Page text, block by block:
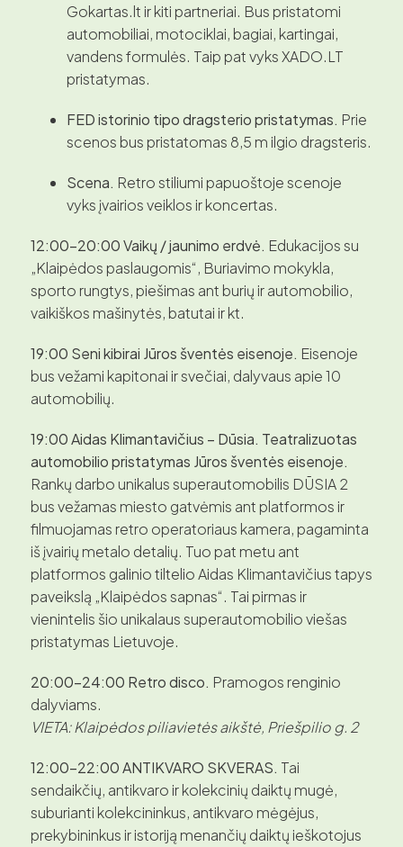
Gokartas.lt ir kiti partneriai. Bus pristatomi
automobiliai, motociklai, bagiai, kartingai,
vandens formulės. Taip pat vyks XADO.LT
pristatymas.
FED istorinio tipo dragsterio pristatymas. Prie
scenos bus pristatomas 8,5 m ilgio dragsteris.
Scena. Retro stiliumi papuoštoje scenoje
vyks įvairios veiklos ir koncertas.
12:00–20:00 Vaikų / jaunimo erdvė. Edukacijos su
„Klaipėdos paslaugomis“, Buriavimo mokykla,
sporto rungtys, piešimas ant burių ir automobilio,
vaikiškos mašinytės, batutai ir kt.
19:00 Seni kibirai Jūros šventės eisenoje. Eisenoje
bus vežami kapitonai ir svečiai, dalyvaus apie 10
automobilių.
19:00 Aidas Klimantavičius – Dūsia. Teatralizuotas
automobilio pristatymas Jūros šventės eisenoje.
Rankų darbo unikalus superautomobilis DŪSIA 2
bus vežamas miesto gatvėmis ant platformos ir
filmuojamas retro operatoriaus kamera, pagaminta
iš įvairių metalo detalių. Tuo pat metu ant
platformos galinio tiltelio Aidas Klimantavičius tapys
paveikslą „Klaipėdos sapnas“. Tai pirmas ir
vienintelis šio unikalaus superautomobilio viešas
pristatymas Lietuvoje.
20:00–24:00 Retro disco. Pramogos renginio
dalyviams.
VIETA: Klaipėdos piliavietės aikštė, Priešpilio g. 2
12:00–22:00 ANTIKVARO SKVERAS. Tai
sendaikčių, antikvaro ir kolekcinių daiktų mugė,
suburianti kolekcininkus, antikvaro mėgėjus,
prekybininkus ir istoriją menančių daiktų ieškotojus